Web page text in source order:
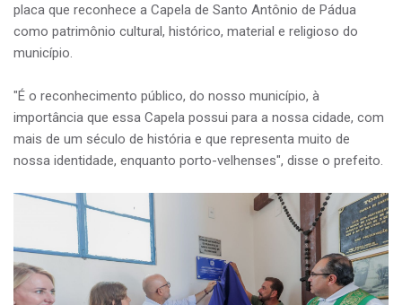
placa que reconhece a Capela de Santo Antônio de Pádua
como patrimônio cultural, histórico, material e religioso do
município.
"É o reconhecimento público, do nosso município, à
importância que essa Capela possui para a nossa cidade, com
mais de um século de história e que representa muito de
nossa identidade, enquanto porto-velhenses", disse o prefeito.